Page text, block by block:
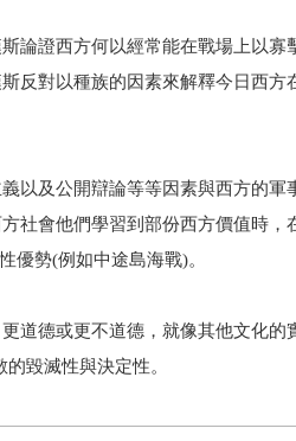
論證西方何以經常能在戰場上以寡
反對以種族的因素來解釋今日西方
以及公開辯論等等因素與西方的軍
社會他們學習到部份西方價值時，
優勢(例如中途島海戰)。
道德或更不道德，就像其他文化的
毀滅性與決定性。